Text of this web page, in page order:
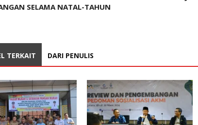
SELAMA NATAL-TAHUN
TERKAIT DARI PENULIS